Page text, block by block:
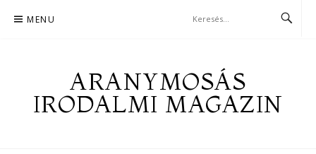
MENU
ARANYMOSÁS
IRODALMI MAGAZIN